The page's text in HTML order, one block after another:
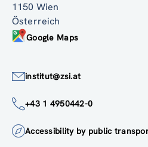
1150 Wien
Österreich
Google Maps
institut@zsi.at
+43 1 4950442-0
Accessibility by public